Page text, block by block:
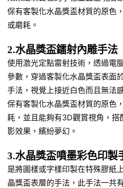
保有客製化水晶獎盃材質的原色
或磨耗。
2.水晶獎盃鐳射內雕手法
使用激光定點雷射技術，透過電
參數，穿過客製化水晶獎盃表面
手法，視覺上接近白色而且無法
保有客製化水晶獎盃材質的原色
耗，並且能夠有3D觀賞視角，搭
影效果，繽紛夢幻。
3.水晶獎盃噴墨彩色印製
是將圖樣或字樣印製在特殊膠紙
晶獎盃表層的手法，此手法一共